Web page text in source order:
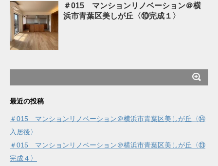
＃015 マンションリノベーション＠横
浜市青葉区美しが丘〈⑩完成１〉
最近の投稿
＃015 マンションリノベーション＠横浜市青葉区美しが丘〈⑭
入居後〉
＃015 マンションリノベーション＠横浜市青葉区美しが丘〈⑬
完成４〉